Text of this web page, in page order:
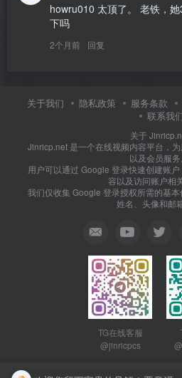
howru010 太顶了。 老铁，
下吗
2个月前 回复
关于我们 隐私政策 服务条款
联系我
关于
Jinricp.net 是一个在线视频内容平台，
以及会员服务
用户可以通过 Google 登录快速创建账
容以及访问账户相
我们仅收集 Google 登录授权所需的基
姓名、头像和邮
TG在线客服
@jinricpcs